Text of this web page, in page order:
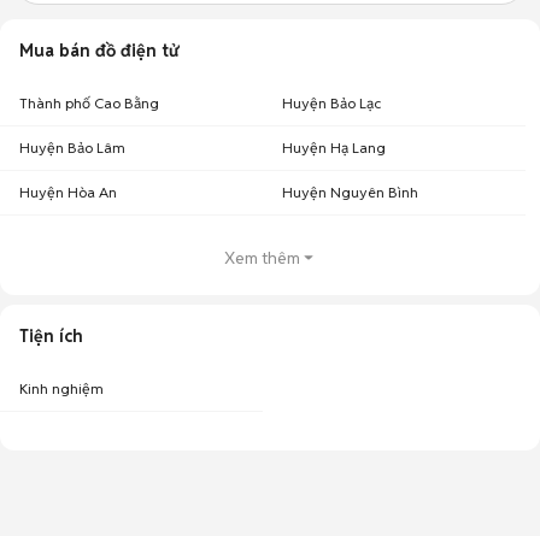
Mua bán đồ điện tử
Thành phố Cao Bằng Huyện Bảo Lạc
Huyện Bảo Lâm Huyện Hạ Lang
Huyện Hòa An Huyện Nguyên Bình
Xem thêm
Tiện ích
Kinh nghiệm